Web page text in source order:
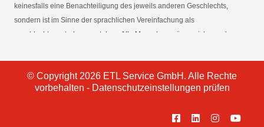
keinesfalls eine Benachteiligung des jeweils anderen Geschlechts,
sondern ist im Sinne der sprachlichen Vereinfachung als
geschlechtsneutral zu verstehen. Alle Menschen mögen sich von den
fühlen. Im Sinne der Gender Mainstreaming-Strategie der
Bundesregierung vertreten wir ausdrücklich eine Politik der
gleichstellungssensiblen Informationsvermittlung.
© Copyright 2026 ETL Service GmbH. Alle Rechte
vorbehalten - Datenschutzeinstellungen prüfen